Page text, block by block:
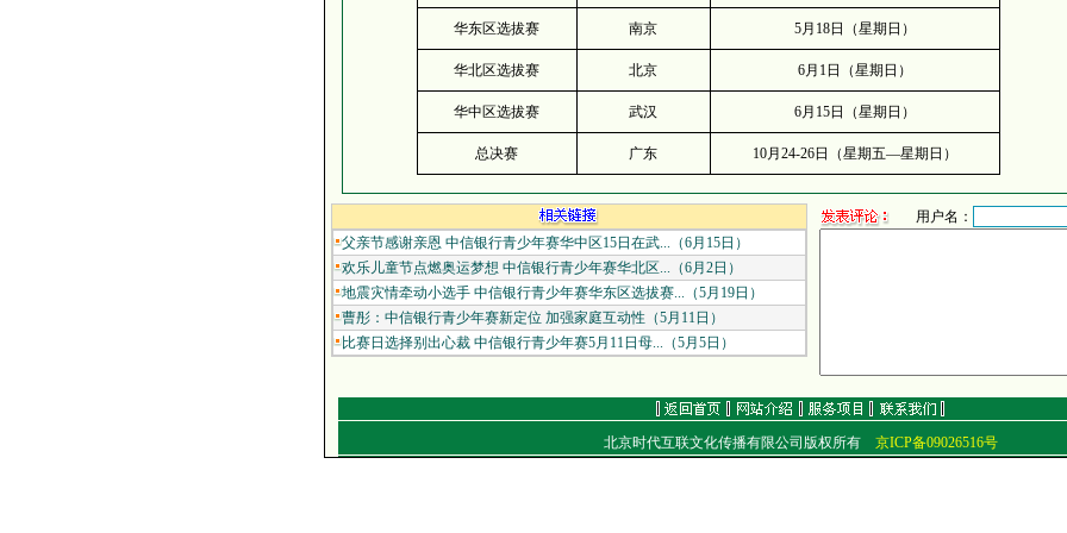
华东区选拔赛 南京 5月 18日 （星期日）
华北区选拔赛 北京 6月 1日 （星期日）
华中区选拔赛 武汉 6月 15日 （星期日）
总决赛 广东 10月 24-26日（星期五—星期日）
父亲节感谢亲恩 中信银行青少年赛华中区15日在武...（6月15日）
欢乐儿童节点燃奥运梦想 中信银行青少年赛华北区...（6月2日）
地震灾情牵动小选手 中信银行青少年赛华东区选拔赛...（5月19日）
曹彤：中信银行青少年赛新定位 加强家庭互动性（5月11日）
比赛日选择别出心裁 中信银行青少年赛5月11日母...（5月5日）
用户名：
北京时代互联文化传播有限公司版权所有 京ICP备09026516号